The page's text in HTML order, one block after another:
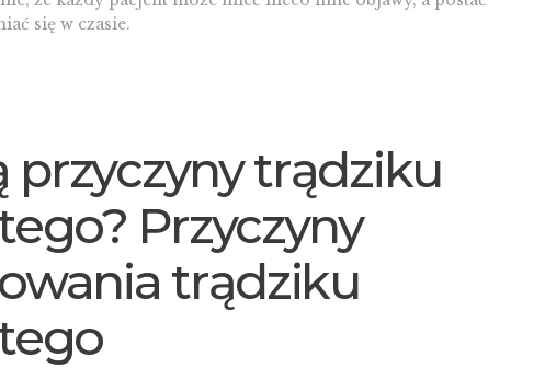
się w czasie.
przyczyny trądziku
Przyczyny
trądziku